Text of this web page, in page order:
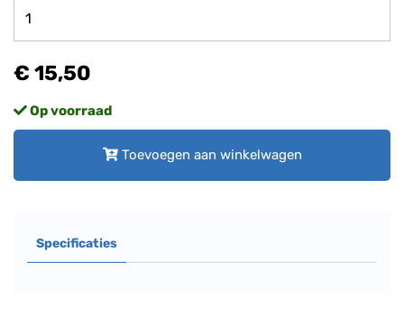
€ 15,50
Op voorraad
Toevoegen aan winkelwagen
Specificaties